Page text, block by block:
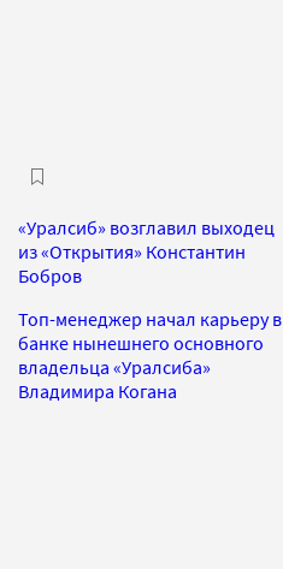
«Уралсиб» возглавил выходец
из «Открытия» Константин
Бобров
Топ-менеджер начал карьеру в
банке нынешнего основного
владельца «Уралсиба»
Владимира Когана